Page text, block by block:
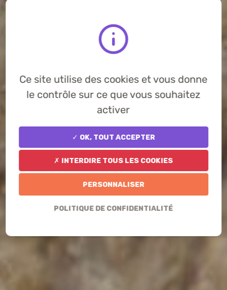
Ce site utilise des cookies et vous donne
le contrôle sur ce que vous souhaitez
activer
✓ OK, tout accepter
✗ Interdire tous les cookies
Personnaliser
Politique de confidentialité